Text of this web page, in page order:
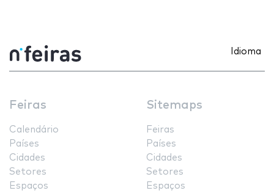
Idioma
Feiras
Calendário
Países
Cidades
Setores
Espaços
Sitemaps
Feiras
Países
Cidades
Setores
Espaços